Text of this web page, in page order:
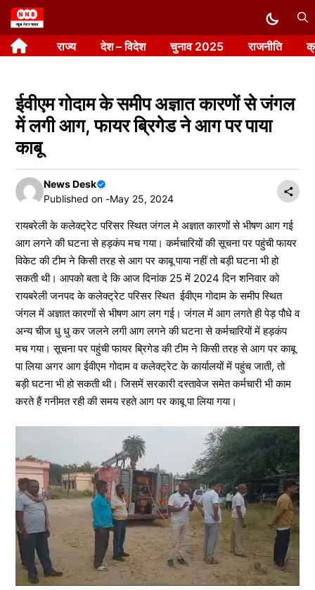
Skip
to
content राज्य देश – विदेश चुनाव 2025 राजनीति
ईवीएम गोदाम के समीप अज्ञात कारणों से जंगल
में लगी आग, फायर ब्रिगेड ने आग पर पाया
काबू
News Desk
Published on -May 25, 2024
रायबरेली के कलेक्ट्रेट परिसर स्थित जंगल मे अज्ञात कारणों से भीषण आग गई
आग लगने की घटना से हड़कंप मच गया। कर्मचारियों की सूचना पर पहुंची फायर
विकेट की टीम ने किसी तरह से आग पर काबू पाया नहीं तो बड़ी घटना भी हो
सकती थी। आपको बता दे कि आज दिनांक 25 में 2024 दिन शनिवार को
रायबरेली जनपद के कलेक्ट्रेट परिसर स्थित ईवीएम गोदाम के समीप स्थित
जंगल में अज्ञात कारणों से भीषण आग लग गई। जंगल में आग लगते ही पेड़ पौधे व
अन्य चीज धु धु कर जलने लगी आग लगने की घटना से कर्मचारियों में हड़कंप
मच गया। सूचना पर पहुंची फायर ब्रिगेड की टीम ने किसी तरह से आग पर काबू
पा लिया अगर आग ईवीएम गोदाम व कलेक्ट्रेट के कार्यालयों में पहुंच जाती, तो
बड़ी घटना भी हो सकती थी। जिसमें सरकारी दस्तावेज समेत कर्मचारी भी काम
करते हैं गनीमत रही की समय रहते आग पर काबू पा लिया गया।